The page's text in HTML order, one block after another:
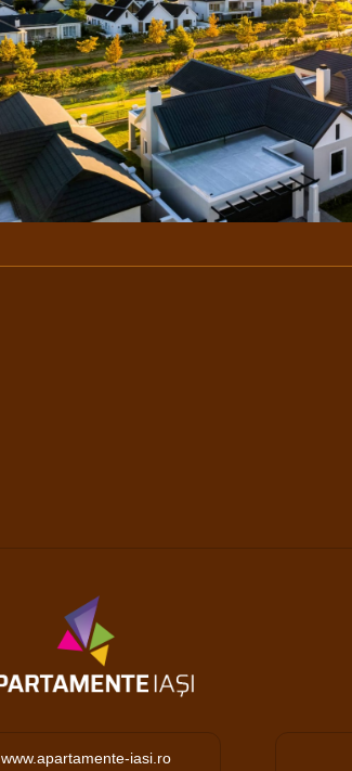
www.apartamente-iasi.ro